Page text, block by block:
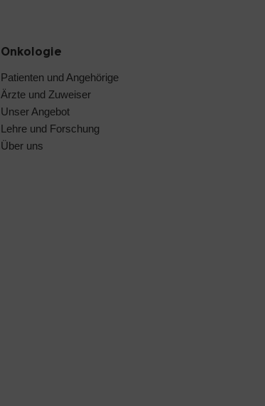
Onkologie
Patienten und Angehörige
Ärzte und Zuweiser
Unser Angebot
Lehre und Forschung
Über uns